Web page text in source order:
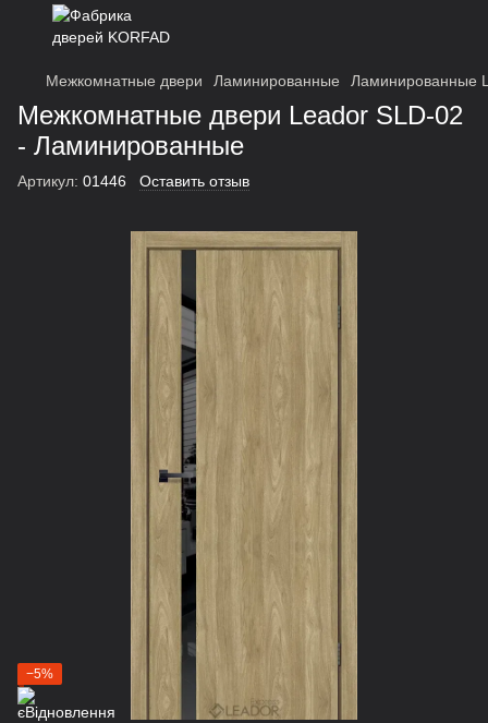
Межкомнатные двери Ламинированные Ламинированные
Межкомнатные двери Leador SLD-02
- Ламинированные
Артикул: 01446 Оставить отзыв
−5%